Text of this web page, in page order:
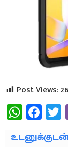
Post Views: